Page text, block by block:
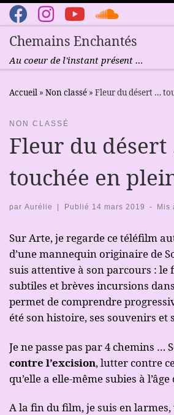
Passer au contenu
Chemains Enchantés
Au coeur de l'instant présent …
Accueil » Non classé » Fleur du désert …
NON CLASSÉ
Fleur du
touchée en
par Aurélie Publié 14 mars 2019 - Mis
Sur Arte, je regarde ce téléfilm
d’une mannequin originaire de
suis attentive à son parcours : le
subtiles et brèves incursions
permet de comprendre
été son histoire, ses souvenirs et
Je ne passe pas par 4 chemins …
contre l’excision, lutter contre
qu’elle a elle-même subies à
A la fin du film, je suis en